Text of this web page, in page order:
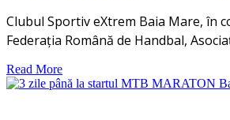
Clubul Sportiv eXtrem Baia Mare, în
Federația Română de Handbal,
Read More